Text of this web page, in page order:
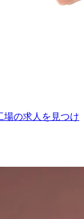
場の求人を見つけ